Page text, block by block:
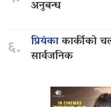
अनुबन्ध
६. प्रियंकाकार्कीको
सार्वजनिक